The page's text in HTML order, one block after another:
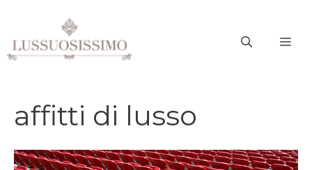
contenuto
affitti di lusso